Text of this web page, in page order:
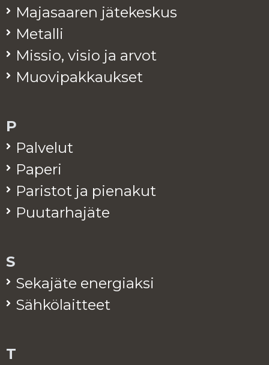
Ma­ja­saa­ren jä­te­kes­kus
Me­tal­li
Mis­sio, visio ja arvot
Muo­vi­pak­kauk­set
P
Pal­ve­lut
Pa­pe­ri
Pa­ris­tot ja pie­na­kut
Puu­tar­ha­jä­te
S
Se­ka­jä­te ener­giak­si
Säh­kö­lait­teet
T